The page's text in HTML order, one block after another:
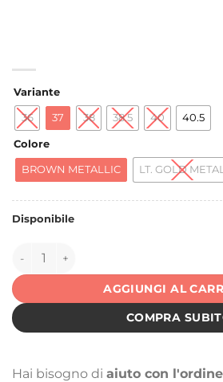
Variante
36 37 38 38.5 40 40.5
Colore
BROWN METALLIC LT. GOLD METAL
Disponibile
152345 quantità
AGGIUNGI AL
COMPRA
Hai bisogno di aiuto con l'ordine